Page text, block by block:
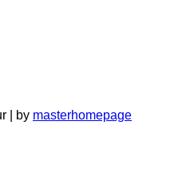
| by masterhomepage